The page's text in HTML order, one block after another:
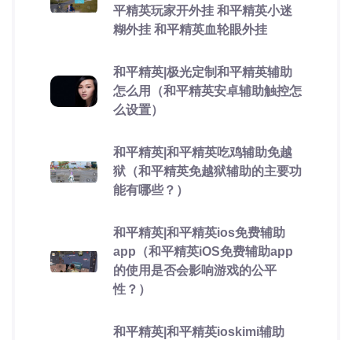
平精英玩家开外挂 和平精英小迷
糊外挂 和平精英血轮眼外挂
和平精英|极光定制和平精英辅助
怎么用（和平精英安卓辅助触控怎
么设置）
和平精英|和平精英吃鸡辅助免越
狱（和平精英免越狱辅助的主要功
能有哪些？）
和平精英|和平精英ios免费辅助
app（和平精英iOS免费辅助app
的使用是否会影响游戏的公平
性？）
和平精英|和平精英ioskimi辅助